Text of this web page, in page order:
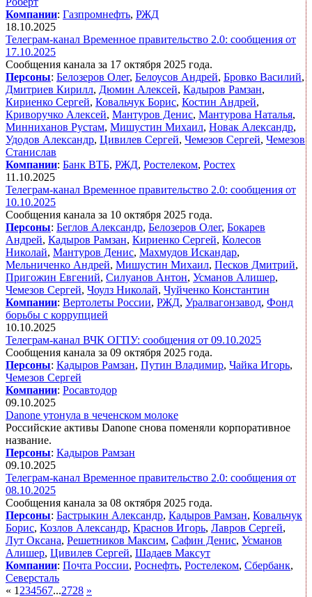
Компании: Газпромнефть, РЖД
18.10.2025
Телеграм-канал Временное правительство 2.0: сообщения от
17.10.2025
Сообщения канала за 17 октября 2025 года.
Персоны: Белозеров Олег, Белоусов Андрей, Бровко Василий,
Дмитриев Кирилл, Дюмин Алексей, Кадыров Рамзан,
Кириенко Сергей, Ковальчук Борис, Костин Андрей,
Криворучко Алексей, Мантуров Денис, Мантурова Наталья,
Минниханов Рустам, Мишустин Михаил, Новак Александр,
Удодов Александр, Цивилев Сергей, Чемезов Сергей, Чемезов
Станислав
Компании: Банк ВТБ, РЖД, Ростелеком, Ростех
11.10.2025
Телеграм-канал Временное правительство 2.0: сообщения от
10.10.2025
Сообщения канала за 10 октября 2025 года.
Персоны: Беглов Александр, Белозеров Олег, Бокарев
Андрей, Кадыров Рамзан, Кириенко Сергей, Колесов
Николай, Мантуров Денис, Махмудов Искандар,
Мельниченко Андрей, Мишустин Михаил, Песков Дмитрий,
Пригожин Евгений, Силуанов Антон, Усманов Алишер,
Чемезов Сергей, Чоулз Николай, Чуйченко Константин
Компании: Вертолеты России, РЖД, Уралвагонзавод, Фонд
борьбы с коррупцией
10.10.2025
Телеграм-канал ВЧК ОГПУ: сообщения от 09.10.2025
Сообщения канала за 09 октября 2025 года.
Персоны: Кадыров Рамзан, Путин Владимир, Чайка Игорь,
Чемезов Сергей
Компании: Росавтодор
09.10.2025
Danone утонула в чеченском молоке
Российские активы Danone снова поменяли корпоративное
название.
Персоны: Кадыров Рамзан
09.10.2025
Телеграм-канал Временное правительство 2.0: сообщения от
08.10.2025
Сообщения канала за 08 октября 2025 года.
Персоны: Бастрыкин Александр, Кадыров Рамзан, Ковальчук
Борис, Козлов Александр, Краснов Игорь, Лавров Сергей,
Лут Оксана, Решетников Максим, Сафин Денис, Усманов
Алишер, Цивилев Сергей, Шадаев Максут
Компании: Почта России, Роснефть, Ростелеком, Сбербанк,
Северсталь
« 1 234567...2728 »